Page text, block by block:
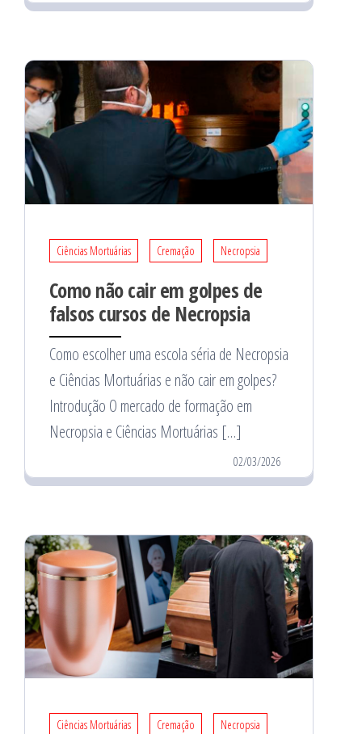
Ciências Mortuárias Cremação Necropsia
Como não cair em golpes de
falsos cursos de Necropsia
Como escolher uma escola séria de Necropsia
e Ciências Mortuárias e não cair em golpes?
Introdução O mercado de formação em
Necropsia e Ciências Mortuárias […]
02/03/2026
Ciências Mortuárias Cremação Necropsia